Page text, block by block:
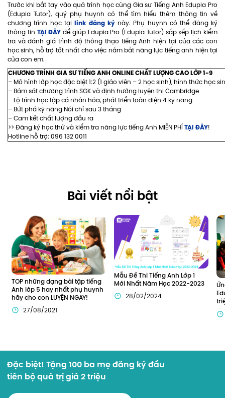
Trước khi bắt tay vào quá trình học cùng Gia sư Tiếng Anh Edupia Pro
(Edupia Tutor), quý phụ huynh có thể tìm hiểu thêm thông tin về
chương trình học tạilink đăng ký này. Phụ huynh có thể đăng ký
thông tin TẠI ĐÂY để giúp Edupia Pro (Edupia Tutor) sắp xếp lịch kiểm
tra và đánh giá trình độ thông thạo tiếng Anh hiện tại của các con
học sinh, hỗ trợ tốt nhất cho việc nắm bắt năng lực tiếng anh hiện tại
của con em.
CHƯƠNG TRÌNH GIA SƯ TIẾNG ANH ONLINE CHẤT LƯỢNG CAO LỚP 1-9
– Mô hình lớp học đặc biệt 1:2 (1 giáo viên – 2 học sinh), hình thức học
– Bám sát chương trình SGK và định hướng luyện thi Cambridge
– Lộ trình học tập cá nhân hóa, phát triển toàn diện 4 kỹ năng
– Bứt phá kỹ năng Nói chỉ sau 3 tháng
– Cam kết chất lượng đầu ra
>> Đăng ký học thử và kiểm tra năng lực tiếng Anh MIỄN PHÍTẠI ĐÂY!
Hotline hỗ trợ: 096 132 0011
Bài viết nổi bật
TOP những dạng bài tập tiếng
Anh lớp 5 hay nhất phụ huynh
hãy cho con LUYỆN NGAY!
27/08/2021
Mẫu Đề Thi Tiếng Anh Lớp 1
Mới Nhất Năm Học 2022-2023
28/02/2024
Đặc biệt! Tặng 100 ba mẹ đăng ký đầu
tiên bộ quà trị giá 2 triệu